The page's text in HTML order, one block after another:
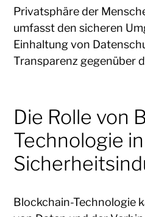
Privatsphäre der
umfasst den sicheren
Einhaltung von
Transparenz gegenüber
Die Rolle von
Technologie
Blockchain-Technologie